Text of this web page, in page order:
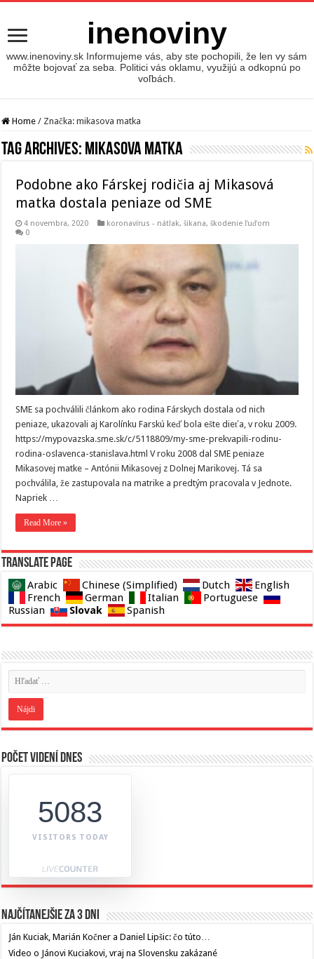
inenoviny
www.inenoviny.sk Informujeme vás, aby ste pochopili, že len vy sám
môžte bojovať za seba. Politici vás oklamu, využijú a odkopnú po
voľbách.
Home / Značka:mikasova matka
Tag Archives: mikasova matka
Podobne ako Fárskej rodičia aj Mikasová
matka dostala peniaze od SME
4 novembra, 2020
koronavírus - nátlak, šikana, škodenie ľuďom
0
SME sa pochválili článkom ako rodina Fárskych dostala od nich
peniaze, ukazovali aj Karolínku Farskú keď bola ešte dieťa, v roku 2009.
https://mypovazska.sme.sk/c/5118809/my-sme-prekvapili-rodinu-
rodina-oslavenca-stanislava.html V roku 2008 dal SME peniaze
Mikasovej matke – Antónii Mikasovej z Dolnej Marikovej. Tá sa
pochválila, že zastupovala na matrike a predtým pracovala v Jednote.
Napriek …
Read More »
Translate page
Arabic Chinese (Simplified) Dutch
English
French
German Italian
Portuguese
Russian
Slovak Spanish
Počet videní dnes
5083
VISITORS TODAY
Najčítanejšie za 3 dni
Ján Kuciak, Marián Kočner a Daniel Lipšic: čo túto…
Video o Jánovi Kuciakovi, vraj na Slovensku zakázané